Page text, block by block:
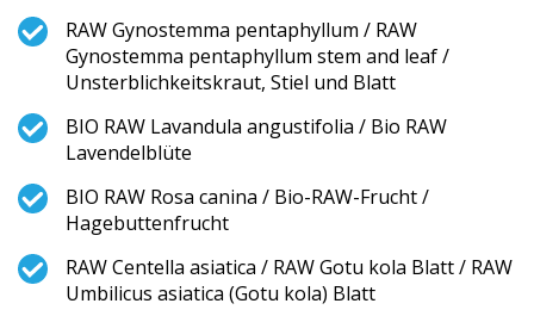
RAW Gynostemma pentaphyllum / RAW
Gynostemma pentaphyllum stem and leaf /
Unsterblichke­itskraut, Stiel und Blatt
BIO RAW Lavandula angustifolia / Bio RAW
Lavendelblüte
BIO RAW Rosa canina / Bio-RAW-Frucht /
Hagebuttenfrucht
RAW Centella asiatica / RAW Gotu kola Blatt / RAW
Umbilicus asiatica (Gotu kola) Blatt